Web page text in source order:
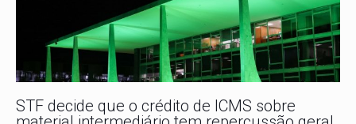
STF decide que o crédito de ICMS sobre